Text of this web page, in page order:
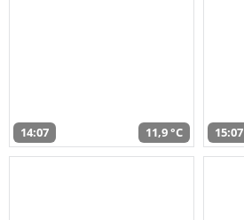
14:07 11,9 °C 15:07